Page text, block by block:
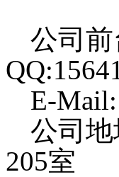
公司前
E-
公司
205室